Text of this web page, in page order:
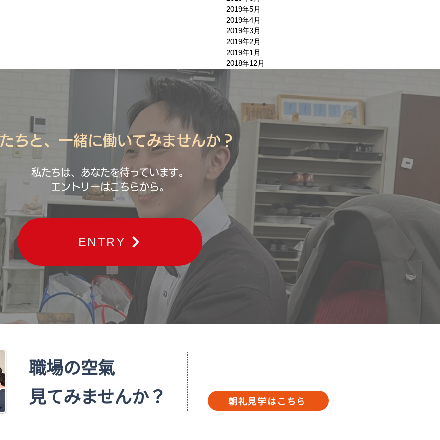
2019年5月
2019年4月
2019年3月
2019年2月
2019年1月
2018年12月
ちと、一緒に働いてみませんか？
私たちは、あなたを待っています。
エントリーはこちらから。
ENTRY
職場の空氣
見てみませんか？
朝礼見学はこちら